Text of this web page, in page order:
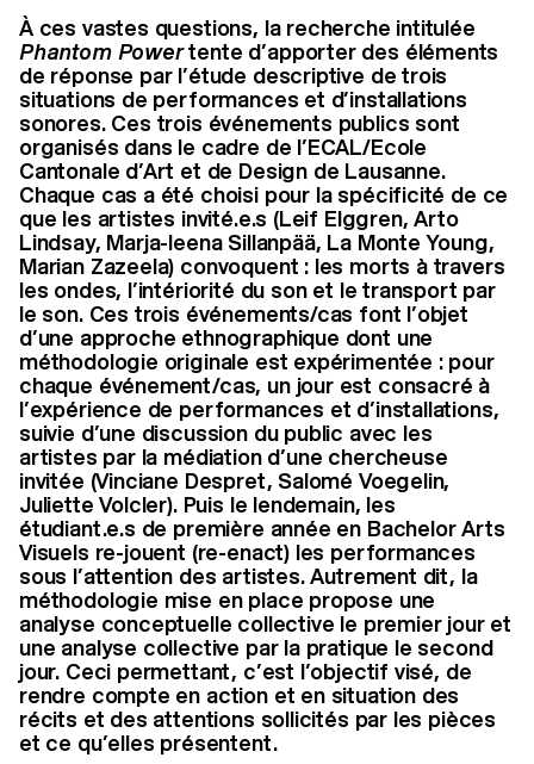
À ces vastes questions, la recherche intitulée
Phantom Powertente d’apporter des éléments
de réponse par l’étude descriptive de trois
situations de performances et d’installations
sonores. Ces trois événements publics sont
organisés dans le cadre de l’ECAL/Ecole
Cantonale d’Art et de Design de Lausanne.
Chaque cas a été choisi pour la spécificité de ce
que les artistes invité.e.s (Leif Elggren, Arto
Lindsay, Marja-leena Sillanpää, La Monte Young,
Marian Zazeela) convoquent : les morts à travers
les ondes, l’intériorité du son et le transport par
le son. Ces trois événements/cas font l’objet
d’une approche ethnographique dont une
méthodologie originale est expérimentée : pour
chaque événement/cas, un jour est consacré à
l’expérience de performances et d’installations,
suivie d’une discussion du public avec les
artistes par la médiation d’une chercheuse
invitée (Vinciane Despret, Salomé Voegelin,
Juliette Volcler). Puis le lendemain, les
étudiant.e.s de première année en Bachelor Arts
Visuels re-jouent (re-enact) les performances
sous l’attention des artistes. Autrement dit, la
méthodologie mise en place propose une
analyse conceptuelle collective le premier jour et
une analyse collective par la pratique le second
jour. Ceci permettant, c’est l’objectif visé, de
rendre compte en action et en situation des
récits et des attentions sollicités par les pièces
et ce qu’elles présentent.